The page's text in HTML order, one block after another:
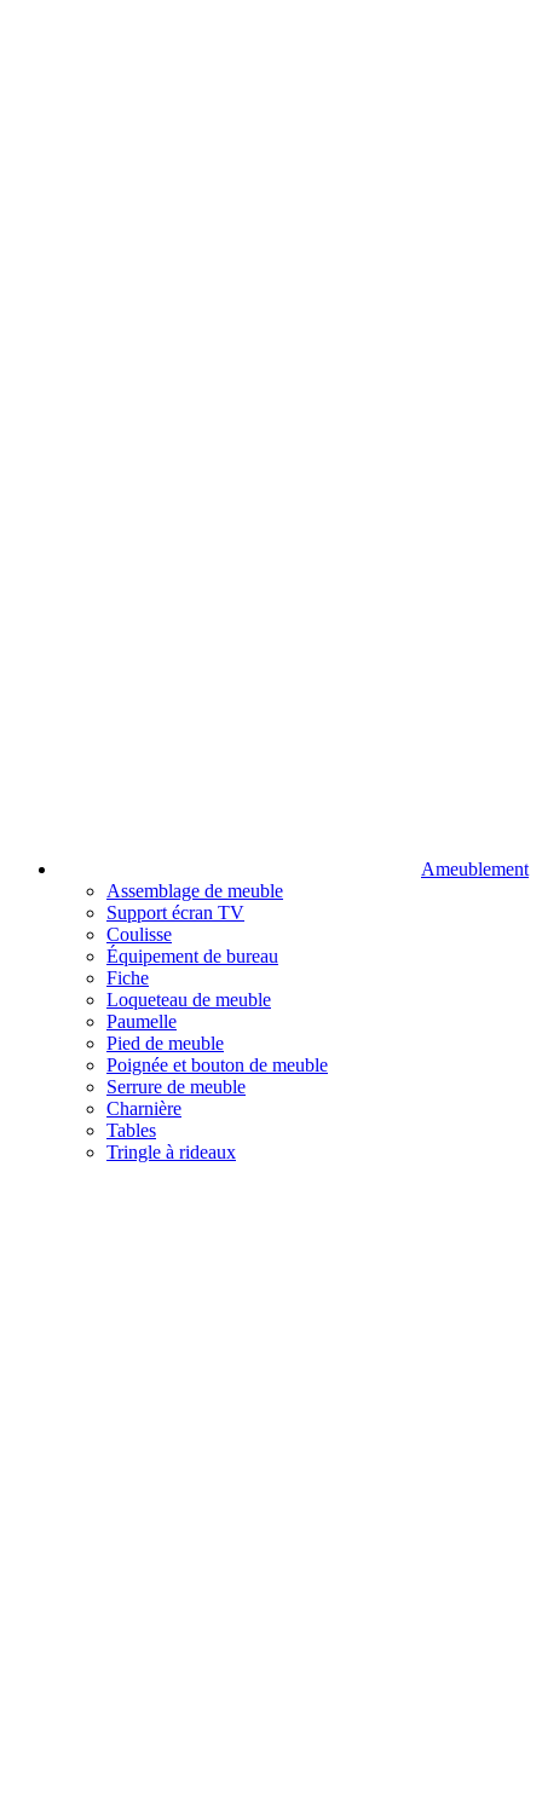
Ameublement
Assemblage de meuble
Support écran TV
Coulisse
Équipement de bureau
Fiche
Loqueteau de meuble
Paumelle
Pied de meuble
Poignée et bouton de meuble
Serrure de meuble
Charnière
Tables
Tringle à rideaux